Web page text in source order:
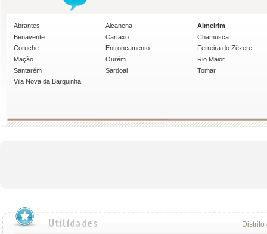
Abrantes Alcanena
Almeirim
Benavente
Cartaxo
Chamusca
Coruche
Entroncamento
Ferreira do Zêzere
Mação
Ourém
Rio Maior
Santarém
Sardoal
Tomar
Vila Nova da Barquinha
Distrito